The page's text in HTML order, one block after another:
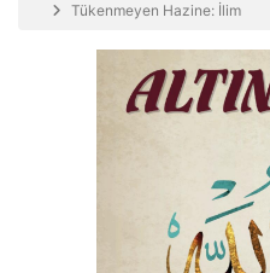
Tükenmeyen Hazine: İlim